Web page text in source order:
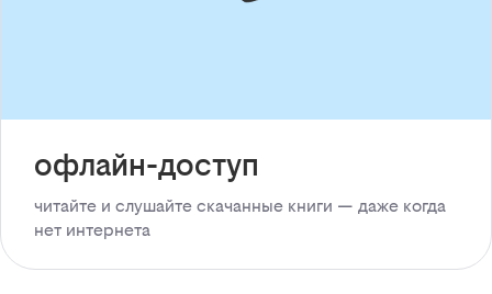
офлайн-доступ
читайте и слушайте скачанные книги — даже когда
нет интернета